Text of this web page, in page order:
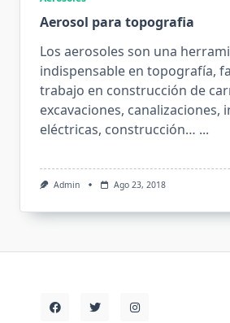
Aerosol para topografia
Los aerosoles son una
indispensable en topografía,
trabajo en construcción de
excavaciones, canalizaciones,
eléctricas, construcción… ...
Admin Ago 23, 2018